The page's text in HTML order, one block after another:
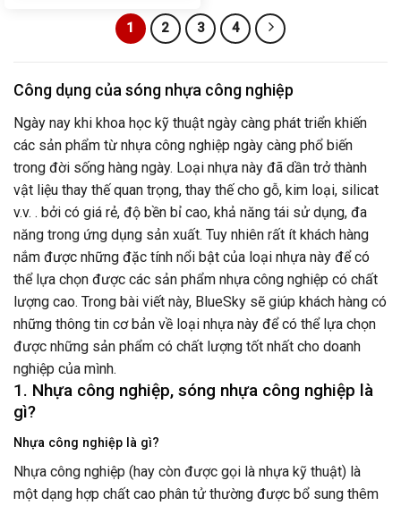
1 2 3 4
Công dụng của sóng nhựa công nghiệp
Ngày nay khi khoa học kỹ thuật ngày càng phát triển khiến
các sản phẩm từ nhựa công nghiệp ngày càng phổ biến
trong đời sống hàng ngày. Loại nhựa này đã dần trở thành
vật liệu thay thế quan trọng, thay thế cho gỗ, kim loại, silicat
v.v. . bởi có giá rẻ, độ bền bỉ cao, khả năng tái sử dụng, đa
năng trong ứng dụng sản xuất. Tuy nhiên rất ít khách hàng
nắm được những đặc tính nổi bật của loại nhựa này để có
thể lựa chọn được các sản phẩm nhựa công nghiệp có chất
lượng cao. Trong bài viết này, BlueSky sẽ giúp khách hàng có
những thông tin cơ bản về loại nhựa này để có thể lựa chọn
được những sản phẩm có chất lượng tốt nhất cho doanh
nghiệp của mình.
1. Nhựa công nghiệp, sóng nhựa công nghiệp là
gì?
Nhựa công nghiệp là gì?
Nhựa công nghiệp (hay còn được gọi là nhựa kỹ thuật) là
một dạng hợp chất cao phân tử thường được bổ sung thêm